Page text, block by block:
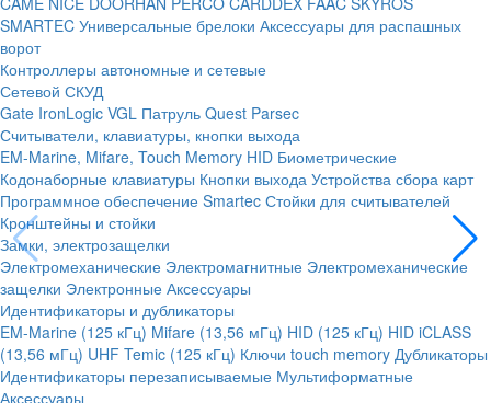
SMARTEC Универсальные брелоки Аксессуары для распашных
ворот
Контроллеры автономные и сетевые
Сетевой СКУД
Gate IronLogic VGL Патруль Quest Parsec
Считыватели, клавиатуры, кнопки выхода
EM-Marine, Mifare, Touch Memory HID Биометрические
Кодонаборные клавиатуры Кнопки выхода Устройства сбора карт
Программное обеспечение Smartec Стойки для считывателей
Кронштейны и стойки
Замки, электрозащелки
Электромеханические Электромагнитные Электромеханические
защелки Электронные Аксессуары
Идентификаторы и дубликаторы
EM-Marine (125 кГц) Mifare (13,56 мГц) HID (125 кГц) HID iCLASS
(13,56 мГц) UHF Temic (125 кГц) Ключи touch memory Дубликаторы
Идентификаторы перезаписываемые Мультиформатные
Аксессуары